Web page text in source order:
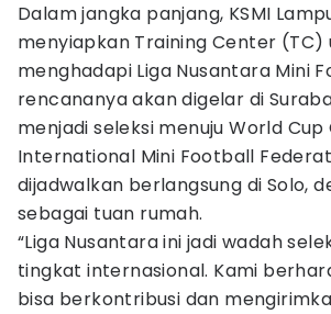
Dalam jangka panjang, KSMI
menyiapkan Training Center (TC)
menghadapi Liga Nusantara Mini
rencananya akan digelar di
menjadi seleksi menuju World Cup
International Mini Football
dijadwalkan berlangsung di Solo,
sebagai tuan rumah.
“Liga Nusantara ini jadi wadah
tingkat internasional. Kami
bisa berkontribusi dan